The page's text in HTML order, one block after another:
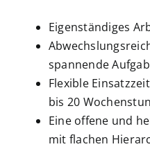
Eigenständiges
spannende
Flexible
bis 20
Eine offene und
mit flachen